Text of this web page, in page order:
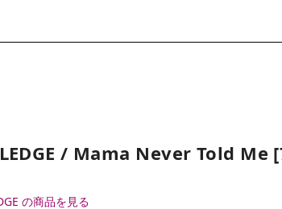
/ Mama Never Told Me
の商品を見る